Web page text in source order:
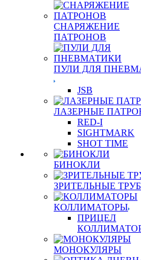
СНАРЯЖЕНИЕ
ПАТРОНОВ
ПУЛИ ДЛЯ
JSB
ЛАЗЕРНЫЕ
RED-I
SIGHTMARK
SHOT TIME
БИНОКЛИ
ЗРИТЕЛЬНЫЕ
КОЛЛИМАТОРЫ
ПРИЦЕЛ
МОНОКУЛЯРЫ